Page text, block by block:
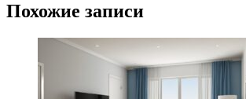
Похожие записи